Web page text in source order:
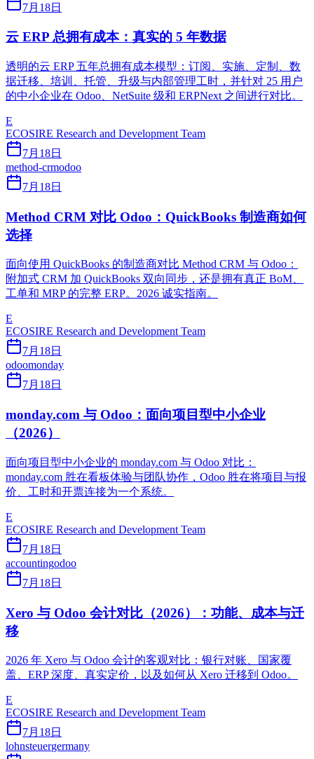
7月18日
云 ERP 总拥有成本：真实的 5 年数据
透明的云 ERP 五年总拥有成本模型：订阅、实施、定制、数
据迁移、培训、托管、升级与内部管理工时，并针对 25 用户
的中小企业在 Odoo、NetSuite 级和 ERPNext 之间进行对比。
E
ECOSIRE Research and Development Team
7月18日
method-crmodoo
7月18日
Method CRM 对比 Odoo：QuickBooks 制造商如何
选择
面向使用 QuickBooks 的制造商对比 Method CRM 与 Odoo：
附加式 CRM 加 QuickBooks 双向同步，还是拥有真正 BoM、
工单和 MRP 的完整 ERP。2026 诚实指南。
E
ECOSIRE Research and Development Team
7月18日
odoomonday
7月18日
monday.com 与 Odoo：面向项目型中小企业
（2026）
面向项目型中小企业的 monday.com 与 Odoo 对比：
monday.com 胜在看板体验与团队协作，Odoo 胜在将项目与报
价、工时和开票连接为一个系统。
E
ECOSIRE Research and Development Team
7月18日
accountingodoo
7月18日
Xero 与 Odoo 会计对比（2026）：功能、成本与迁
移
2026 年 Xero 与 Odoo 会计的客观对比：银行对账、国家覆
盖、ERP 深度、真实定价，以及如何从 Xero 迁移到 Odoo。
E
ECOSIRE Research and Development Team
7月18日
lohnsteuergermany